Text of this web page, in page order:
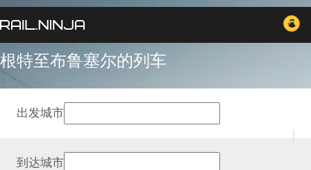
根特至布鲁塞尔的列车
出发城市
到达城市